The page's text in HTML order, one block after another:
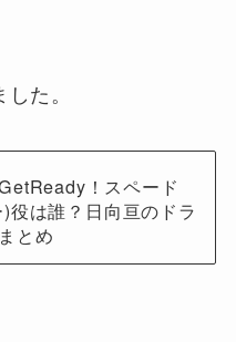
た。
GetReady！スペード
役は誰？日向亘のドラ
とめ